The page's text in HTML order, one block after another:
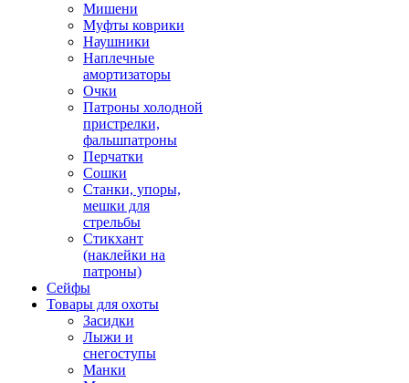
Мишени
Муфты коврики
Наушники
Наплечные
амортизаторы
Очки
Патроны холодной
пристрелки,
фальшпатроны
Перчатки
Сошки
Станки, упоры,
мешки для
стрельбы
Стикхант
(наклейки на
патроны)
Сейфы
Товары для охоты
Засидки
Лыжи и
снегоступы
Манки